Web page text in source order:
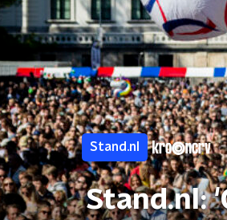
Stand.nl
Stand.nl: